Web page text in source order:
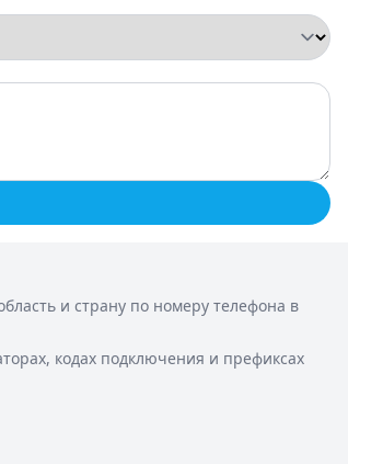
и страну по номеру телефона в
кодах подключения и префиксах